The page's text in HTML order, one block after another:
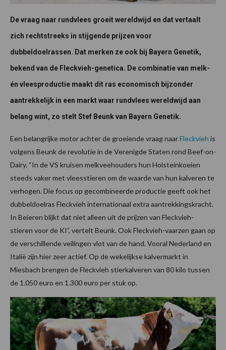
De vraag naar rundvlees groeit wereldwijd en dat vertaalt
zich rechtstreeks in stijgende prijzen voor
dubbeldoelrassen. Dat merken ze ook bij Bayern Genetik,
bekend van de Fleckvieh-genetica. De combinatie van melk-
én vleesproductie maakt dit ras economisch bijzonder
aantrekkelijk in een markt waar rundvlees wereldwijd aan
belang wint, zo stelt Stef Beunk van Bayern Genetik.
Een belangrijke motor achter de groeiende vraag naarFleckvieh is
volgens Beunk de revolutie in de Verenigde Staten rond Beef-on-
Dairy. “In de VS kruisen melkveehouders hun Holsteinkoeien
steeds vaker met vleesstieren om de waarde van hun kalveren te
verhogen. Die focus op gecombineerde productie geeft ook het
dubbeldoelras Fleckvieh internationaal extra aantrekkingskracht.
In Beieren blijkt dat niet alleen uit de prijzen van Fleckvieh-
stieren voor de KI”, vertelt Beunk. Ook Fleckvieh-vaarzen gaan op
de verschillende veilingen vlot van de hand. Vooral Nederland en
Italië zijn hier zeer actief. Op de wekelijkse kalvermarkt in
Miesbach brengen de Fleckvieh stierkalveren van 80 kilo tussen
de 1.050 euro en 1.300 euro per stuk op.